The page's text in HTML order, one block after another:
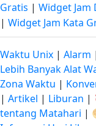
Gratis | Widget Jam
| Widget Jam Kata
Waktu Unix | Alarm |
Lebih Banyak Alat
Zona Waktu |
| Artikel | Liburan |
tentang Matahari |